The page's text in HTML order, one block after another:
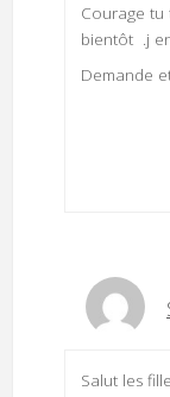
Courage
bientôt .j
Demande
Salut les